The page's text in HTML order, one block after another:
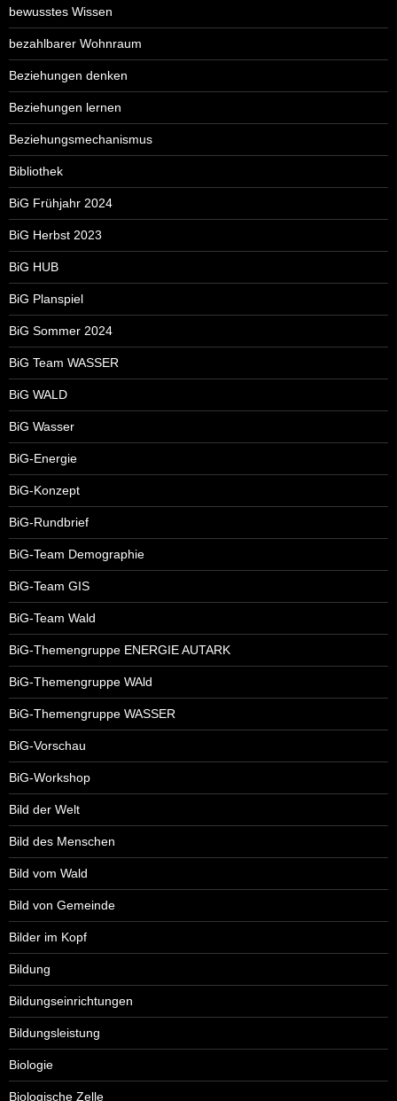
bewusstes Wissen
bezahlbarer Wohnraum
Beziehungen denken
Beziehungen lernen
Beziehungsmechanismus
Bibliothek
BiG Frühjahr 2024
BiG Herbst 2023
BiG HUB
BiG Planspiel
BiG Sommer 2024
BiG Team WASSER
BiG WALD
BiG Wasser
BiG-Energie
BiG-Konzept
BiG-Rundbrief
BiG-Team Demographie
BiG-Team GIS
BiG-Team Wald
BiG-Themengruppe ENERGIE AUTARK
BiG-Themengruppe WAld
BiG-Themengruppe WASSER
BiG-Vorschau
BiG-Workshop
Bild der Welt
Bild des Menschen
Bild vom Wald
Bild von Gemeinde
Bilder im Kopf
Bildung
Bildungseinrichtungen
Bildungsleistung
Biologie
Biologische Zelle